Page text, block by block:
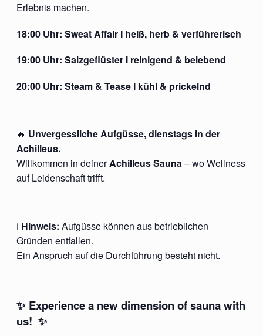
Erlebnis machen.
18:00 Uhr: Sweat Affair I heiß, herb & verführerisch
19:00 Uhr: Salzgeflüster I reinigend & belebend
20:00 Uhr: Steam & Tease I kühl & prickelnd
🔥 Unvergessliche Aufgüsse, dienstags in der
Achilleus.
Willkommen in deinerAchilleus Sauna – wo Wellness
auf Leidenschaft trifft.
ℹ️ Hinweis: Aufgüsse können aus betrieblichen
Gründen entfallen.
Ein Anspruch auf die Durchführung besteht nicht.
✨ Experience a new dimension of sauna with
us! ✨